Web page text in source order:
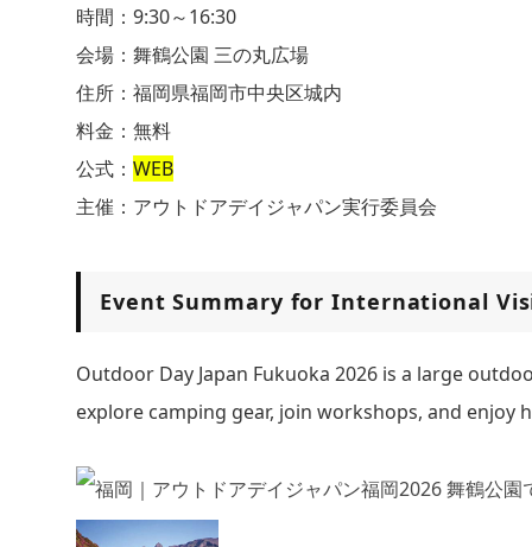
時間：9:30～16:30
会場：舞鶴公園 三の丸広場
住所：福岡県福岡市中央区城内
料金：無料
公式： WEB
主催：アウトドアデイジャパン実行委員会
Event Summary for International
Outdoor Day Japan Fukuoka 2026 is a large
explore camping gear, join workshops, and